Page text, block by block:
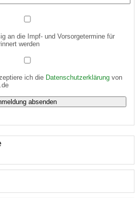
an die Impf- und Vorsorgetermine für
werden
ich die Datenschutzerklärungvon